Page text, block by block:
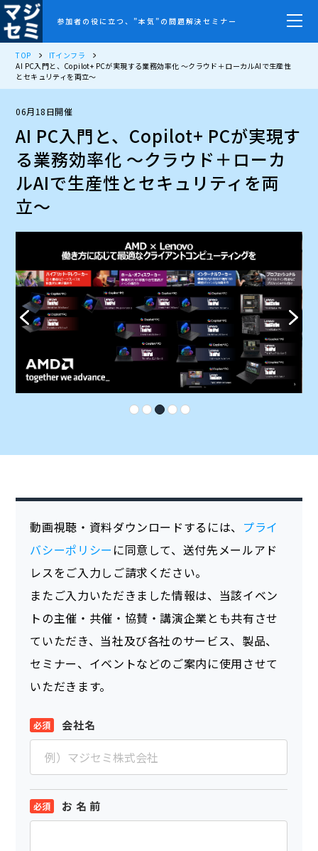
参加者の役に立つ、”本気”の問題解決セミナー
TOP
ITインフラ
AI PC入門と、Copilot+ PCが実現する業務効率化 〜クラウド＋ローカルAIで生産性
とセキュリティを両立〜
06月18日開催
AI PC入門と、Copilot+ PCが実現す
る業務効率化 〜クラウド＋ローカ
ルAIで生産性とセキュリティを両
立〜
動画視聴・資料ダウンロードするには、 プライ
バシーポリシー に同意して、送付先メールアド
レスをご入力しご請求ください。
またご入力いただきました情報は、当該イベン
トの主催・共催・協賛・講演企業とも共有させ
ていただき、当社及び各社のサービス、製品、
セミナー、イベントなどのご案内に使用させて
いただきます。
会社名
お 名 前